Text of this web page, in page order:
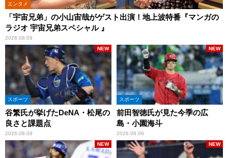
エンタメ
「宇宙兄弟」の小山宙哉がゲスト出演！地上波特番『マンガの
ラジオ 宇宙兄弟スペシャル 』
2026.08.09
スポーツ
谷繁氏が挙げたDeNA・松尾の
良さと課題点
2026.08.09
NEW
スポーツ
前田智徳氏が見た今季の広
島・小園海斗
2026.08.09
NEW
NEW NEW